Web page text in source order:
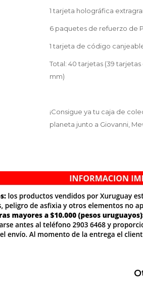
1 tarjeta holográfica
6 paquetes de refuerzo de
1 tarjeta de código
Total: 40 tarjetas (39
mm)
¡Consigue ya tu caja de
planeta junto a Giovanni,